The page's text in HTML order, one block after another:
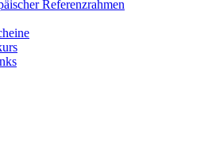
Referenzrahmen